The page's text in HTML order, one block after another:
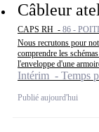
Câbleur
CAPS RH - 86 -
Nous recrutons pour
comprendre les
l'enveloppe d'une
Intérim - Temps
Publié aujourd'hui